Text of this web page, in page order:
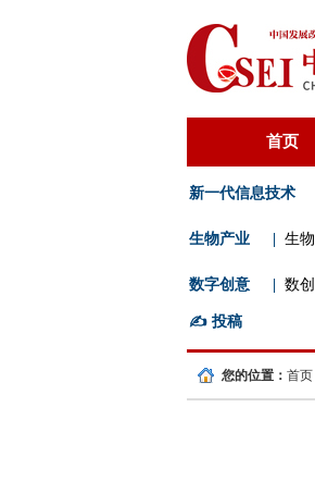
首页
新一代信息技术
生物产业 生
数字创意 数
✍️ 投稿
您的位置： 首页